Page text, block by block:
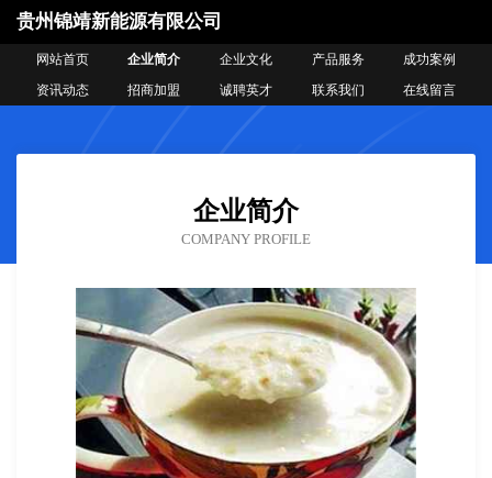
贵州锦靖新能源有限公司
网站首页 企业简介 企业文化 产品服务
成功案例
资讯动态
招商加盟 诚聘英才 联系我们 在线留言
企业简介
COMPANY PROFILE